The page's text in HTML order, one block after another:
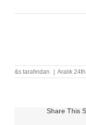
&s tarafından. Aralık
Share This